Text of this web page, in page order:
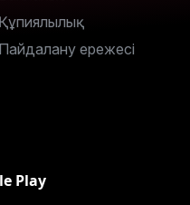
Құпиялылық
Пайдалану ережесі
Play